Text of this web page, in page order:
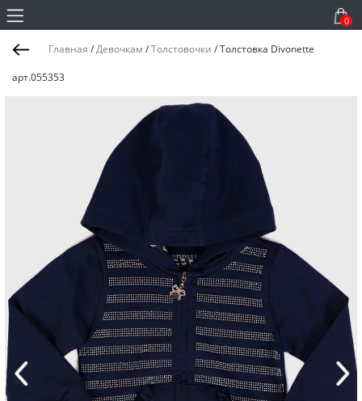
0
Главная /Девочкам /Толстовочки /Толстовка Divonette
арт.055353